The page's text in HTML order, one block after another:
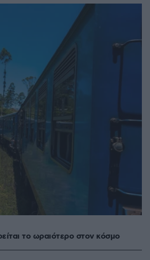
το ωραιότερο στον κόσμο